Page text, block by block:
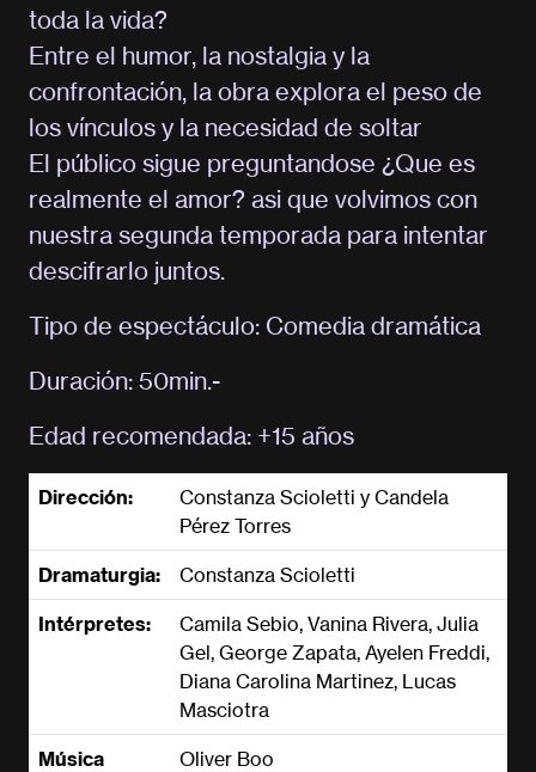
toda la vida?
Entre el humor, la nostalgia y la
confrontación, la obra explora el peso de
los vínculos y la necesidad de soltar
El público sigue preguntandose ¿Que es
realmente el amor? asi que volvimos con
nuestra segunda temporada para intentar
descifrarlo juntos.
Tipo de espectáculo: Comedia dramática
Duración: 50min.-
Edad recomendada: +15 años
Dirección:
Constanza Scioletti y Candela
Pérez Torres
Dramaturgia: Constanza Scioletti
Intérpretes:
Camila Sebio, Vanina Rivera, Julia
Gel, George Zapata, Ayelen Freddi,
Diana Carolina Martinez, Lucas
Masciotra
Música
Oliver Boo